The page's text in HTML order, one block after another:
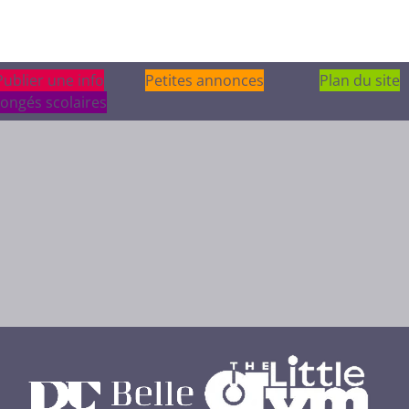
une info
une info
Petites annonces
Plan du site
scolaires